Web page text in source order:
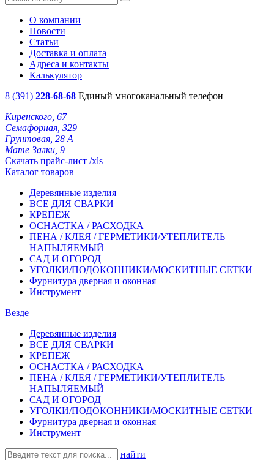
О компании
Новости
Статьи
Доставка и оплата
Адреса и контакты
Калькулятор
8 (391) 228-68-68 Единый многоканальный телефон
Киренского, 67
Семафорная, 329
Грунтовая, 28 А
Мате Залки, 9
Скачать прайс-лист /xls
Каталог товаров
Деревянные изделия
ВСЕ ДЛЯ СВАРКИ
КРЕПЕЖ
ОСНАСТКА / РАСХОДКА
ПЕНА / КЛЕЯ / ГЕРМЕТИКИ/УТЕПЛИТЕЛЬ
НАПЫЛЯЕМЫЙ
САД И ОГОРОД
УГОЛКИ/ПОДОКОННИКИ/МОСКИТНЫЕ СЕТКИ
Фурнитура дверная и оконная
Инструмент
Везде
Деревянные изделия
ВСЕ ДЛЯ СВАРКИ
КРЕПЕЖ
ОСНАСТКА / РАСХОДКА
ПЕНА / КЛЕЯ / ГЕРМЕТИКИ/УТЕПЛИТЕЛЬ
НАПЫЛЯЕМЫЙ
САД И ОГОРОД
УГОЛКИ/ПОДОКОННИКИ/МОСКИТНЫЕ СЕТКИ
Фурнитура дверная и оконная
Инструмент
найти